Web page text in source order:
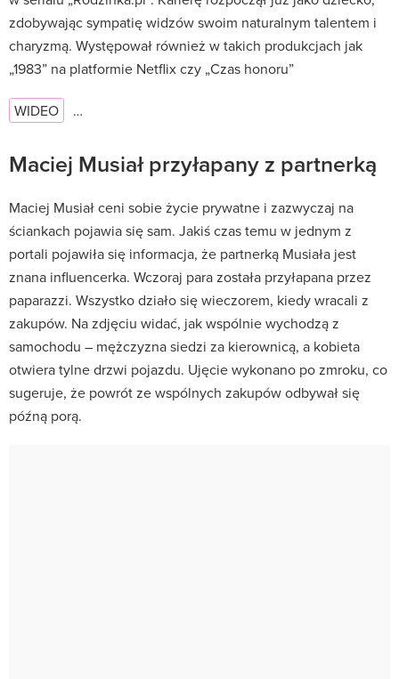
zdobywając sympatię widzów swoim naturalnym talentem i
charyzmą. Występował również w takich produkcjach jak
„1983” na platformie Netflix czy „Czas honoru”
WIDEO …
Maciej Musiał przyłapany z partnerką
Maciej Musiał ceni sobie życie prywatne i zazwyczaj na
ściankach pojawia się sam. Jakiś czas temu w jednym z
portali pojawiła się informacja, że partnerką Musiała jest
znana influencerka. Wczoraj para została przyłapana przez
paparazzi. Wszystko działo się wieczorem, kiedy wracali z
zakupów. Na zdjęciu widać, jak wspólnie wychodzą z
samochodu – mężczyzna siedzi za kierownicą, a kobieta
otwiera tylne drzwi pojazdu. Ujęcie wykonano po zmroku, co
sugeruje, że powrót ze wspólnych zakupów odbywał się
późną porą.